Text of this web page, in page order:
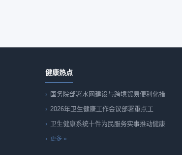
健康热点
国务院部署水网建设与跨境贸易便利化措
2026年卫生健康工作会议部署重点工
卫生健康系统十件为民服务实事推动健康
更多 »